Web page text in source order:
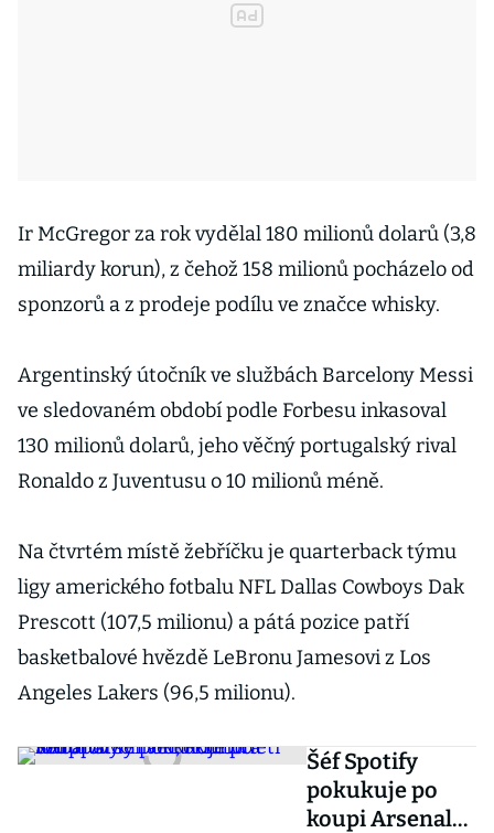
Ir McGregor za rok vydělal 180 milionů dolarů (3,8
miliardy korun), z čehož 158 milionů pocházelo od
sponzorů a z prodeje podílu ve značce whisky.
Argentinský útočník ve službách Barcelony Messi
ve sledovaném období podle Forbesu inkasoval
130 milionů dolarů, jeho věčný portugalský rival
Ronaldo z Juventusu o 10 milionů méně.
Na čtvrtém místě žebříčku je quarterback týmu
ligy amerického fotbalu NFL Dallas Cowboys Dak
Prescott (107,5 milionu) a pátá pozice patří
basketbalové hvězdě LeBronu Jamesovi z Los
Angeles Lakers (96,5 milionu).
Šéf Spotify
pokukuje po
koupi Arsenalu,